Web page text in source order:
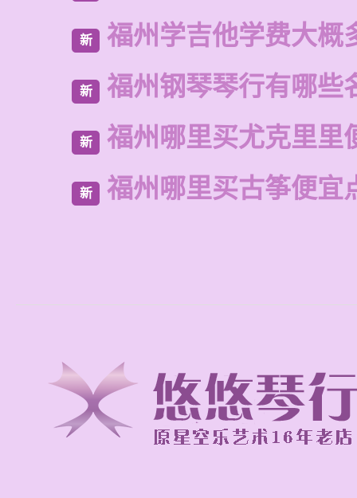
新 福州学吉他学费大概
新 福州钢琴琴行有哪些
新 福州哪里买尤克里里
新 福州哪里买古筝便宜